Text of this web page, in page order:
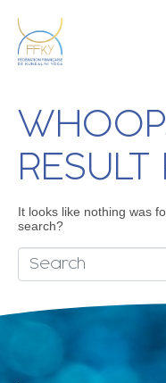
It looks like nothing was
search?